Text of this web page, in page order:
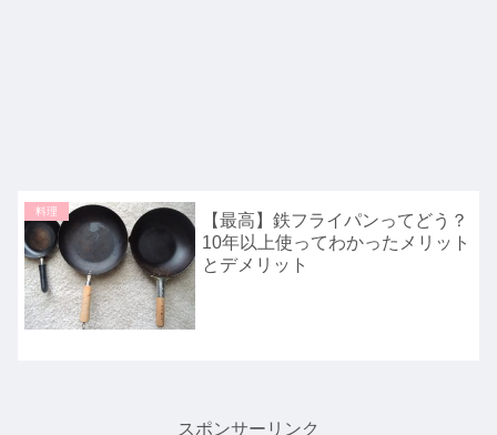
料理
【最高】鉄フライパンってどう？
10年以上使ってわかったメリット
とデメリット
スポンサーリンク